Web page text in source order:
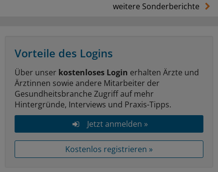
weitere Sonderberichte
Vorteile des Logins
Über unser kostenloses Login erhalten Ärzte und
Ärztinnen sowie andere Mitarbeiter der
Gesundheitsbranche Zugriff auf mehr
Hintergründe, Interviews und Praxis-Tipps.
Jetzt anmelden »
Kostenlos registrieren »